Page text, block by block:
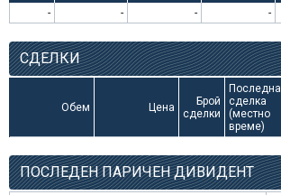
-
- - -
СДЕЛКИ
Обем Цена
Брой
сделки
Последна
сделка
(местно
време)
ПОСЛЕДЕН ПАРИЧЕН ДИВИДЕНТ